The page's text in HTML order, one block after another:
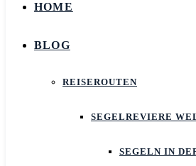
HOME
BLOG
REISEROUTEN
SEGELREVIERE
SEGELN IN